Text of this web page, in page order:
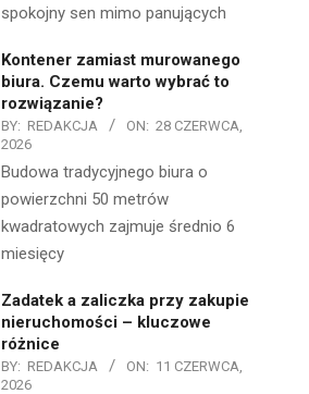
spokojny sen mimo panujących
Kontener zamiast murowanego
biura. Czemu warto wybrać to
rozwiązanie?
BY: REDAKCJA ON: 28 CZERWCA,
2026
Budowa tradycyjnego biura o
powierzchni 50 metrów
kwadratowych zajmuje średnio 6
miesięcy
Zadatek a zaliczka przy zakupie
nieruchomości – kluczowe
różnice
BY: REDAKCJA ON: 11 CZERWCA,
2026